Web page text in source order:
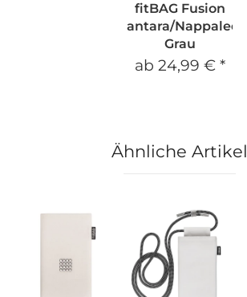
fitBAG Fusion
Alcantara/Nappaleder
Grau
ab 24,99 € *
Ähnliche Artikel